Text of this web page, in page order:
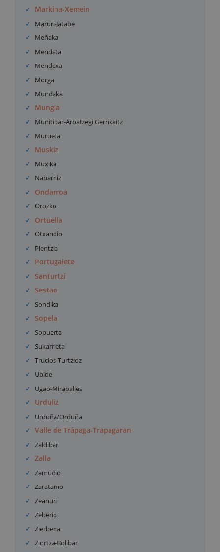
Markina-Xemein
Maruri-Jatabe
Meñaka
Mendata
Mendexa
Morga
Mundaka
Mungia
Munitibar-Arbatzegi Gerrikaitz
Murueta
Muskiz
Muxika
Nabarniz
Ondarroa
Orozko
Ortuella
Otxandio
Plentzia
Portugalete
Santurtzi
Sestao
Sondika
Sopela
Sopuerta
Sukarrieta
Trucios-Turtzioz
Ubide
Ugao-Miraballes
Urduliz
Urduña/Orduña
Valle de Trápaga-Trapagaran
Zaldibar
Zalla
Zamudio
Zaratamo
Zeanuri
Zeberio
Zierbena
Ziortza-Bolibar